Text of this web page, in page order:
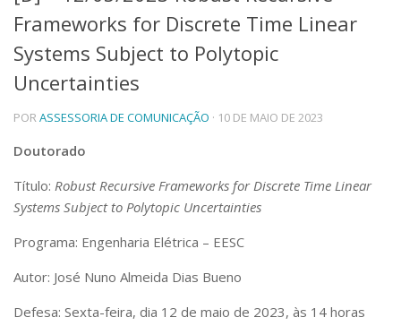
Telefones e Mapas
Pessoas
Ensino
Graduação
Educação a distância
Cursos de Extensão
Linhas de Pesquisa
Centros, Núcleos e Projetos em Rede
Pós-doutorado
Iniciação Científica
Transferência de Tecnologia
Extensão à Comunidade
Frameworks for Discrete Time Linear
Systems Subject to Polytopic
Uncertainties
PORASSESSORIA DE COMUNICAÇÃO · 10 DE MAIO DE 2023
Doutorado
Título: Robust Recursive Frameworks for Discrete Time Linear
Systems Subject to Polytopic Uncertainties
Programa: Engenharia Elétrica – EESC
Autor: José Nuno Almeida Dias Bueno
Defesa: Sexta-feira, dia 12 de maio de 2023, às 14 horas